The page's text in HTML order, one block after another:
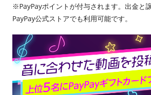
※PayPayポイントが付与されます。出金と
PayPay公式ストアでも利用可能です。